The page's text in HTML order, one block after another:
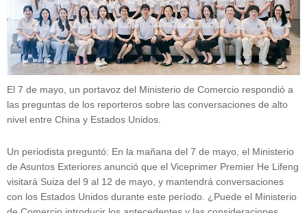
El 7 de mayo, un portavoz del Ministerio de Comercio respondió a
las preguntas de los reporteros sobre las conversaciones de alto
nivel entre China y Estados Unidos.
Un periodista preguntó: En la mañana del 7 de mayo, el Ministerio
de Asuntos Exteriores anunció que el Viceprimer Premier He Lifeng
visitará Suiza del 9 al 12 de mayo, y mantendrá conversaciones
con los Estados Unidos durante este período. ¿Puede el Ministerio